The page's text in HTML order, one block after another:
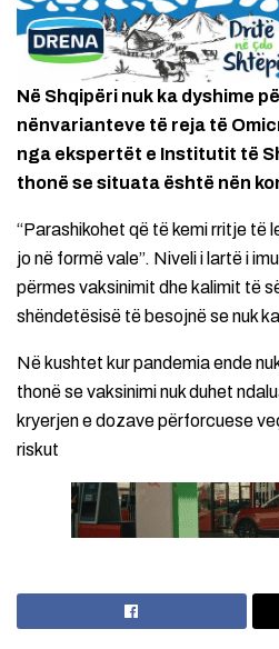
Në Shqipëri nuk ka dyshime
nënvarianteve të reja të
nga ekspertët e Institutit të
thonë se situata është nën
“Parashikohet që të kemi rritje të
jo në formë vale”. Niveli i lartë i
përmes vaksinimit dhe kalimit të
shëndetësisë të besojnë se nuk
Në kushtet kur pandemia ende
thonë se vaksinimi nuk duhet
kryerjen e dozave përforcuese
riskut